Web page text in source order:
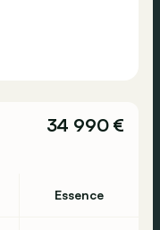
34 990 €
Essence